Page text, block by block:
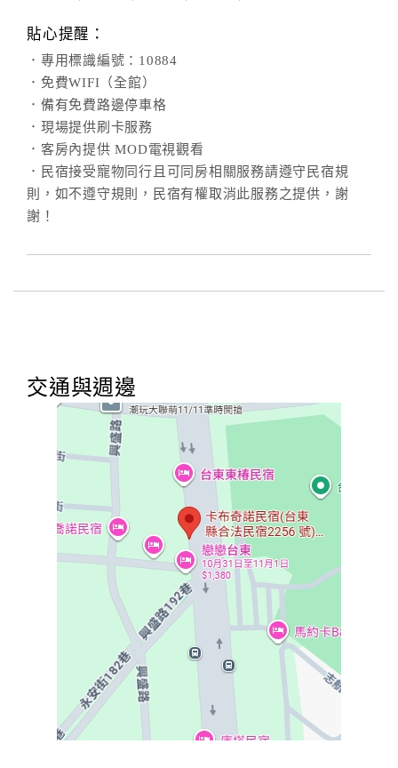
貼心提醒：
．專用標識編號：10884
．免費WIFI（全館）
．備有免費路邊停車格
．現場提供刷卡服務
．客房內提供 MOD電視觀看
．民宿接受寵物同行且可同房相關服務請遵守民宿規
則，如不遵守規則，民宿有權取消此服務之提供，謝
謝！
交通與週邊